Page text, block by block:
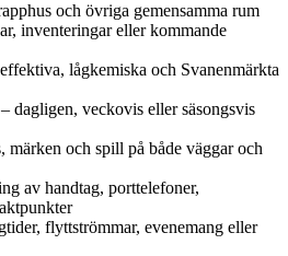
och övriga gemensamma rum
inventeringar eller kommande
lågkemiska och Svanenmärkta
dagligen, veckovis eller säsongsvis
märken och spill på både väggar och
av handtag, porttelefoner,
flyttströmmar, evenemang eller